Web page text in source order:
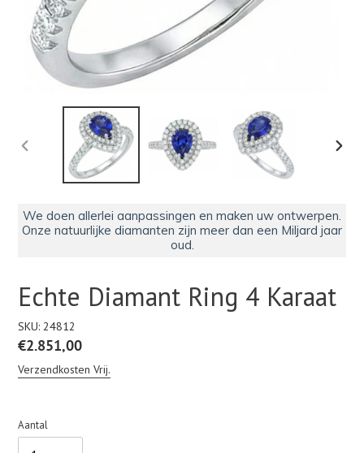
We doen allerlei aanpassingen en maken uw ontwerpen.
Onze natuurlijke diamanten zijn meer dan een Miljard jaar
oud.
Echte Diamant Ring 4 Karaat
SKU: 24812
Normale
prijs
€2.851,00
Verzendkosten Vrij.
Aantal